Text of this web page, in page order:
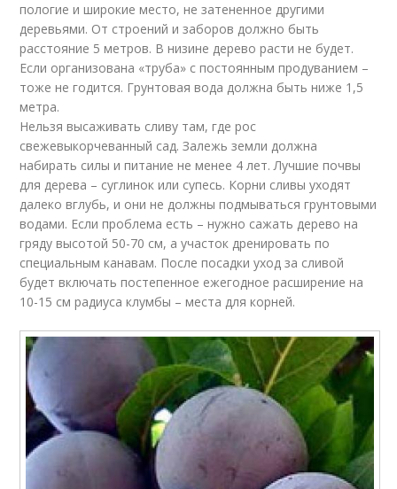
пологие и широкие место, не затененное другими
деревьями. От строений и заборов должно быть
расстояние 5 метров. В низине дерево расти не будет.
Если организована «труба» с постоянным продуванием –
тоже не годится. Грунтовая вода должна быть ниже 1,5
метра.
Нельзя высаживать сливу там, где рос
свежевыкорчеванный сад. Залежь земли должна
набирать силы и питание не менее 4 лет. Лучшие почвы
для дерева – суглинок или супесь. Корни сливы уходят
далеко вглубь, и они не должны подмываться грунтовыми
водами. Если проблема есть – нужно сажать дерево на
гряду высотой 50-70 см, а участок дренировать по
специальным канавам. После посадки уход за сливой
будет включать постепенное ежегодное расширение на
10-15 см радиуса клумбы – места для корней.